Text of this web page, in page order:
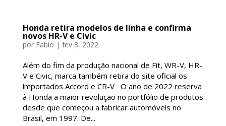
Honda retira modelos de linha e confirma
novos HR-V e Civic
por Fabio | fev 3, 2022
Além do fim da produção nacional de Fit, WR-V, HR-
V e Civic, marca também retira do site oficial os
importados Accord e CR-V O ano de 2022 reserva
à Honda a maior revolução no portfólio de produtos
desde que começou a fabricar automóveis no
Brasil, em 1997. De...